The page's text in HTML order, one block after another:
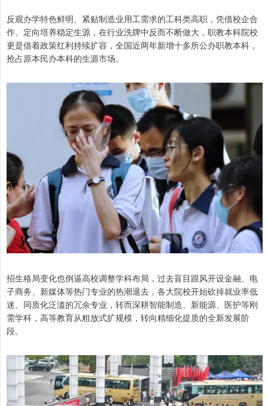
反观办学特色鲜明、紧贴制造业用工需求的工科类高职，凭借校企合
作、定向培养稳定生源，在行业洗牌中反而不断做大，职教本科院校
更是借着政策红利持续扩容，全国近两年新增十多所公办职教本科，
抢占原本民办本科的生源市场。
招生格局变化也倒逼高校调整学科布局，过去盲目跟风开设金融、电
子商务、新媒体等热门专业的热潮退去，各大院校开始砍掉就业率低
迷、同质化泛滥的冗余专业，转而深耕智能制造、新能源、医护等刚
需学科，高等教育从粗放式扩规模，转向精细化提质的全新发展阶
段。